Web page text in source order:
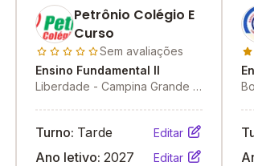
Petrônio Colégio E
Curso
Sem avaliações
Ensino Fundamental II
Liberdade - Campina Grande -
Turno: Tarde Editar
Ano letivo: 2027
Editar